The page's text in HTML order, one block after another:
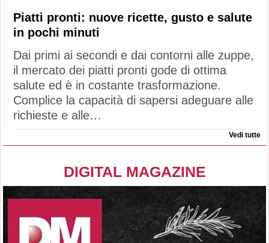
Piatti pronti: nuove ricette, gusto e salute
in pochi minuti
Dai primi ai secondi e dai contorni alle zuppe,
il mercato dei piatti pronti gode di ottima
salute ed è in costante trasformazione.
Complice la capacità di sapersi adeguare alle
richieste e alle…
Vedi tutte
DIGITAL MAGAZINE